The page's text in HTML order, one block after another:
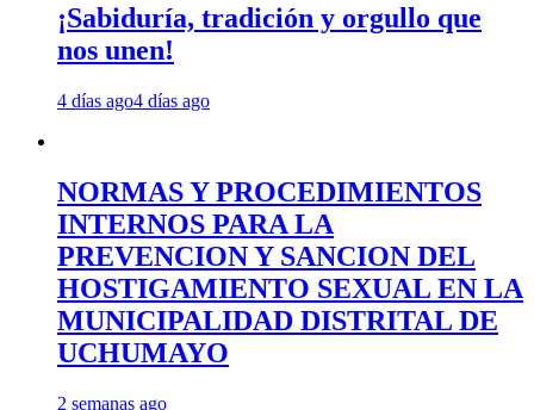
¡Sabiduría, tradición y orgullo que
nos unen!
4 días ago4 días ago
NORMAS Y PROCEDIMIENTOS
INTERNOS PARA LA
PREVENCION Y SANCION DEL
HOSTIGAMIENTO SEXUAL EN LA
MUNICIPALIDAD DISTRITAL DE
UCHUMAYO
2 semanas ago